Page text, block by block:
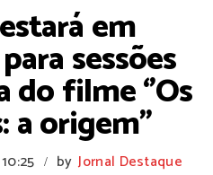
em
sessões
filme ‘’Os
origem’’
10:25 / by Jornal Destaque